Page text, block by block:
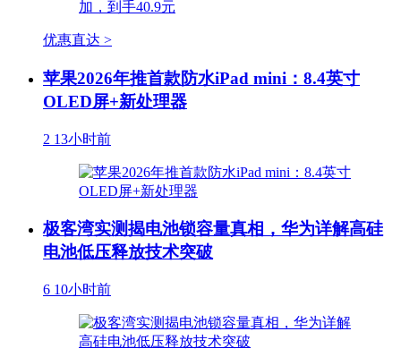
优惠直达 >
苹果2026年推首款防水iPad mini：8.4英寸
OLED屏+新处理器
2 13小时前
极客湾实测揭电池锁容量真相，华为详解高硅
电池低压释放技术突破
6 10小时前